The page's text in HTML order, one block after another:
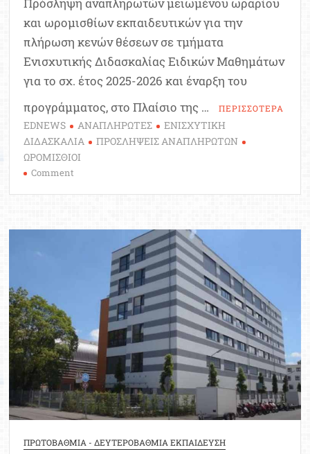
Πρόσληψη αναπληρωτών μειωμένου ωραρίου
και ωρομισθίων εκπαιδευτικών για την
πλήρωση κενών θέσεων σε τμήματα
Ενισχυτικής Διδασκαλίας Ειδικών Μαθημάτων
για το σχ. έτος 2025-2026 και έναρξη του
προγράμματος, στο Πλαίσιο της …
ΠΕΡΙΣΣΟΤΕΡΑ
EDNEWS ΑΝΑΠΛΗΡΩΤΕΣ
ΕΝΙΣΧΥΤΙΚΗ
ΔΙΔΑΣΚΑΛΙΑ
ΠΡΟΣΛΗΨΕΙΣ ΑΝΑΠΛΗΡΩΤΩΝ
ΩΡΟΜΙΣΘΙΟΙ
Comment
αναπληρωτών
ωρομισθίων
εκπαιδευτικών
ΠΡΩΤΟΒΑΘΜΙΑ - ΔΕΥΤΕΡΟΒΑΘΜΙΑ ΕΚΠΑΙΔΕΥΣΗ